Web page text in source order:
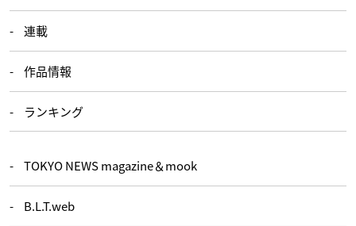
連載
作品情報
ランキング
TOKYO NEWS magazine＆mook
B.L.T.web